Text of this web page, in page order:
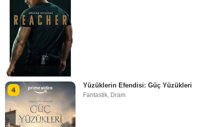
4
Yüzüklerin Efendisi: Güç Yüzükleri
Fantastik Dram